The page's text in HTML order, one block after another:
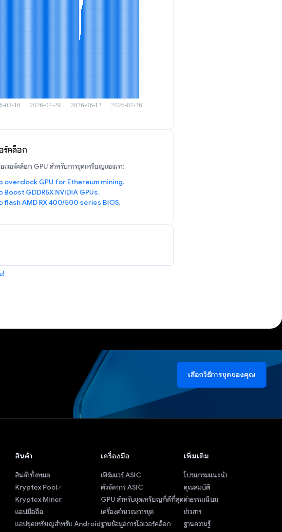
ร์คล็อก
เวอร์คล็อก GPU สำหรับการขุดเหรียญของเรา:
overclock GPU for Ethereum mining.
Boost GDDR5X NVIDIA GPUs.
flash AMD RX 400/500 series BIOS.
!
เลือกวิธีการขุดของคุณ
สินค้า
สินค้าทั้งหมด
Kryptex Pool
Kryptex Miner
แอปมือถือ
แอปขุดเหรียญสำหรับ Android
เครื่องมือ
เฟิร์มแวร์ ASIC
ตัวจัดการ ASIC
GPU สำหรับขุดเหรียญที่ดีที่สุด
เครื่องคำนวณการขุด
ฐานข้อมูลการโอเวอร์คล็อก
เพิ่มเติม
โปรแกรมแนะนำ
คุณสมบัติ
ค่าธรรมเนียม
ข่าวสาร
ฐานความรู้